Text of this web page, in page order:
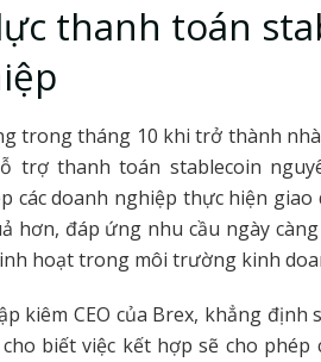
thanh toán
trong tháng 10 khi trở thành
trợ thanh toán stablecoin
các doanh nghiệp thực hiện
hơn, đáp ứng nhu cầu ngày
hoạt trong môi trường kinh
kiêm CEO của Brex, khẳng định
biết việc kết hợp sẽ cho phép